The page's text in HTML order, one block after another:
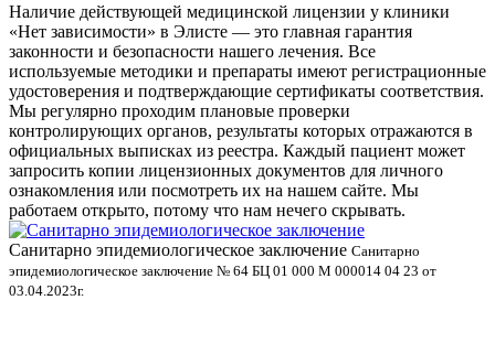
Наличие действующей медицинской лицензии у клиники
«Нет зависимости» в Элисте — это главная гарантия
законности и безопасности нашего лечения. Все
используемые методики и препараты имеют регистрационные
удостоверения и подтверждающие сертификаты соответствия.
Мы регулярно проходим плановые проверки
контролирующих органов, результаты которых отражаются в
официальных выписках из реестра. Каждый пациент может
запросить копии лицензионных документов для личного
ознакомления или посмотреть их на нашем сайте. Мы
работаем открыто, потому что нам нечего скрывать.
Санитарно эпидемиологическое заключение Санитарно
эпидемиологическое заключение № 64 БЦ 01 000 М 000014 04 23 от
03.04.2023г.